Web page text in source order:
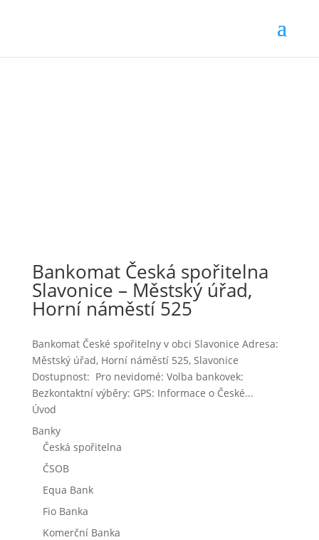
Bankomat Česká spořitelna
Slavonice – Městský úřad,
Horní náměstí 525
Bankomat České spořitelny v obci Slavonice Adresa:
Městský úřad, Horní náměstí 525, Slavonice
Dostupnost: Pro nevidomé: Volba bankovek:
Bezkontaktní výběry: GPS: Informace o České...
Úvod
Banky
Česká spořitelna
ČSOB
Equa Bank
Fio Banka
Komerční Banka